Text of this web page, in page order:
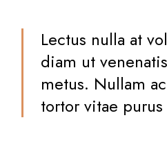
Lectus nulla at
diam ut
metus. Nullam
tortor vitae